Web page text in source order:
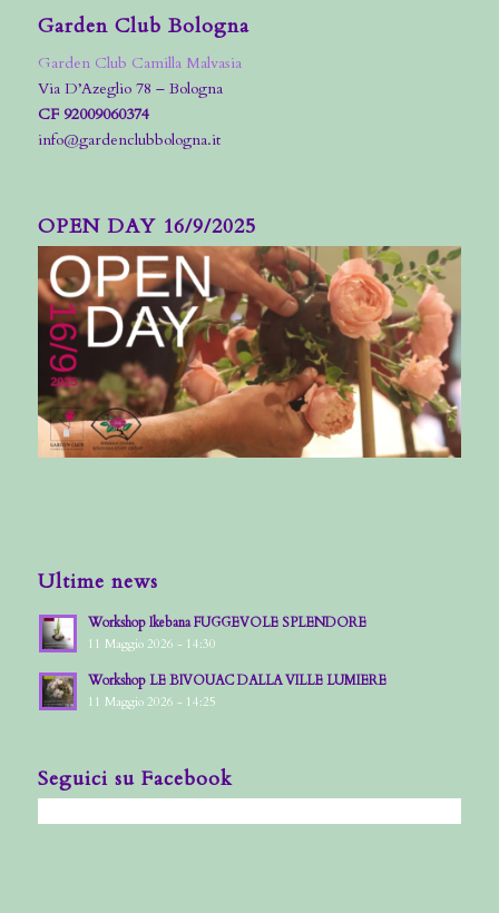
Garden Club Bologna
Garden Club Camilla Malvasia
Via D’Azeglio 78 – Bologna
CF 92009060374
info@gardenclubbologna.it
OPEN DAY 16/9/2025
Ultime news
Workshop Ikebana FUGGEVOLE SPLENDORE
11 Maggio 2026 - 14:30
Workshop LE BIVOUAC DALLA VILLE LUMIERE
11 Maggio 2026 - 14:25
Seguici su Facebook